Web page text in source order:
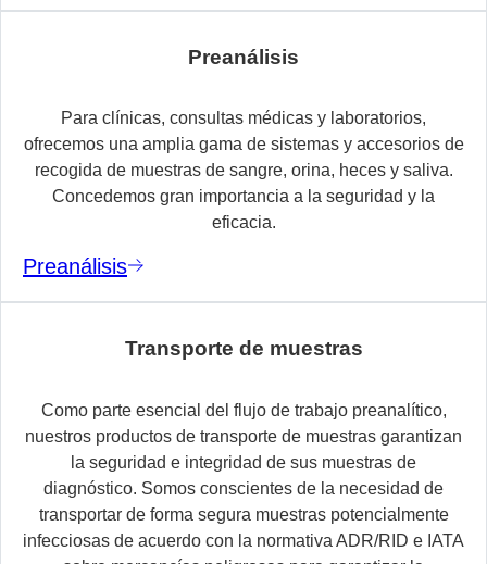
Preanálisis
Para clínicas, consultas médicas y laboratorios,
ofrecemos una amplia gama de sistemas y accesorios de
recogida de muestras de sangre, orina, heces y saliva.
Concedemos gran importancia a la seguridad y la
eficacia.
Preanálisis
Transporte de muestras
Como parte esencial del flujo de trabajo preanalítico,
nuestros productos de transporte de muestras garantizan
la seguridad e integridad de sus muestras de
diagnóstico. Somos conscientes de la necesidad de
transportar de forma segura muestras potencialmente
infecciosas de acuerdo con la normativa ADR/RID e IATA